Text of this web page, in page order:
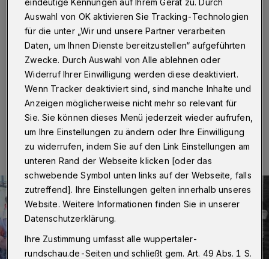
Wuppertal
Nach zwei Vorrunden stehen die vier
Teams fest, die das Finale der ersten "Bergischen
Theatersportmeisterschaft" erreicht haben. Am
Samstag (23. September 2017) wird es ausgetragen.
Um 20 Uhr ringen in der "börse" (Wolkenburg 100) die
Teilnehmer um den Pokal.
23.09.2017 , 15:00 Uhr Eine Minute Lesezeit
Auswahl von OK aktivieren Sie Tracking-Technologien
für die unter „Wir und unsere Partner verarbeiten
Daten, um Ihnen Dienste bereitzustellen“ aufgeführten
Zwecke. Durch Auswahl von Alle ablehnen oder
Widerruf Ihrer Einwilligung werden diese deaktiviert.
Wenn Tracker deaktiviert sind, sind manche Inhalte und
Anzeigen möglicherweise nicht mehr so relevant für
Sie. Sie können dieses Menü jederzeit wieder aufrufen,
um Ihre Einstellungen zu ändern oder Ihre Einwilligung
zu widerrufen, indem Sie auf den Link Einstellungen am
unteren Rand der Webseite klicken [oder das
schwebende Symbol unten links auf der Webseite, falls
zutreffend]. Ihre Einstellungen gelten innerhalb unseres
Website. Weitere Informationen finden Sie in unserer
Datenschutzerklärung.
Ihre Zustimmung umfasst alle wuppertaler-
rundschau.de-Seiten und schließt gem. Art. 49 Abs. 1 S.